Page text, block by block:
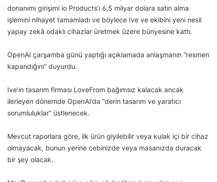
donanımı girişimi io Products’ı 6,5 milyar dolara satın alma
işlemini nihayet tamamladı ve böylece Ive ve ekibini yeni nesil
yapay zekâ odaklı cihazlar üretmek üzere bünyesine kattı.
OpenAI çarşamba günü yaptığı açıklamada anlaşmanın “resmen
kapandığını” duyurdu.
Ive’ın tasarım firması LoveFrom bağımsız kalacak ancak
ilerleyen dönemde OpenAI’da “derin tasarım ve yaratıcı
sorumluluklar” üstlenecek.
Mevcut raporlara göre, ilk ürün giyilebilir veya kulak içi bir cihaz
olmayacak, bunun yerine cebinizde veya masanızda duracak
bir şey olacak.